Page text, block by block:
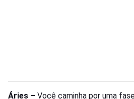
Áries – Você caminha por uma